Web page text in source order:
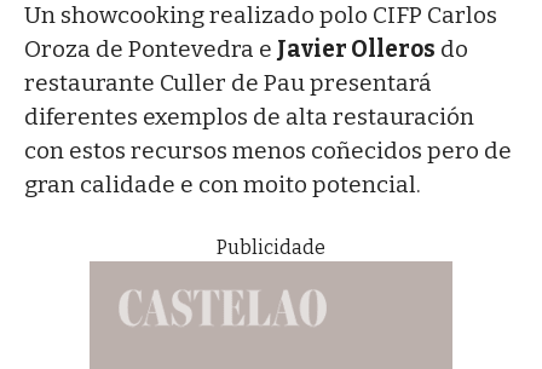
Un showcooking realizado polo CIFP Carlos
Oroza de Pontevedra e Javier Olleros do
restaurante Culler de Pau presentará
diferentes exemplos de alta restauración
con estos recursos menos coñecidos pero de
gran calidade e con moito potencial.
Publicidade